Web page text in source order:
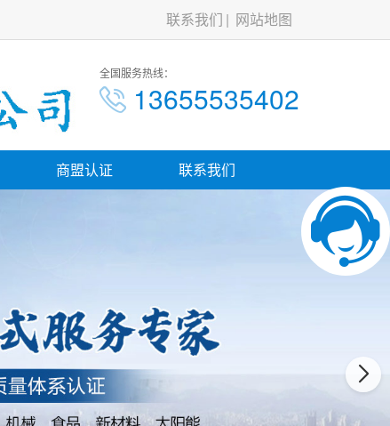
联系我们 网站地图
全国服务热线：
13655535402
商盟认证 联系我们